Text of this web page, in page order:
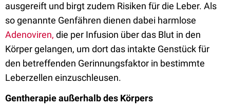
ausgereift und birgt zudem Risiken für die Leber. Als
so genannte Genfähren dienen dabei harmlose
Adenoviren, die per Infusion über das Blut in den
Körper gelangen, um dort das intakte Genstück für
den betreffenden Gerinnungsfaktor in bestimmte
Leberzellen einzuschleusen.
Gentherapie außerhalb des Körpers